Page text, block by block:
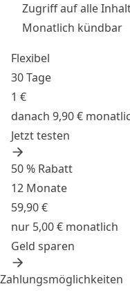
Zugriff auf alle
Monatlich kündbar
Flexibel
30 Tage
1 €
danach 9,90 €
Jetzt testen
50 % Rabatt
12 Monate
59,90 €
nur 5,00 € monatlich
Geld sparen
Zahlungsmöglichkeiten